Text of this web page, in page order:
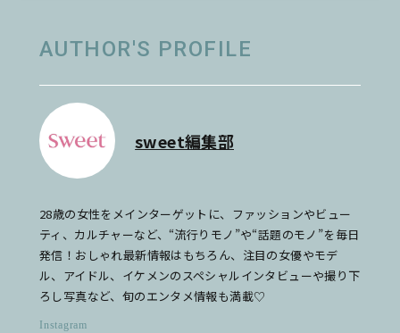
AUTHOR'S PROFILE
sweet編集部
28歳の女性をメインターゲットに、ファッションやビュー
ティ、カルチャーなど、“流行りモノ”や“話題のモノ”を毎日
発信！おしゃれ最新情報はもちろん、注目の女優やモデ
ル、アイドル、イケメンのスペシャルインタビューや撮り下
ろし写真など、旬のエンタメ情報も満載♡
Instagram